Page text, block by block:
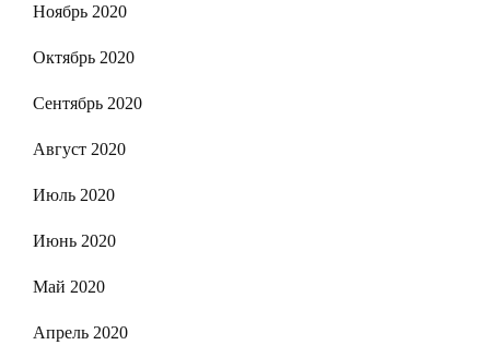
Ноябрь 2020
Октябрь 2020
Сентябрь 2020
Август 2020
Июль 2020
Июнь 2020
Май 2020
Апрель 2020